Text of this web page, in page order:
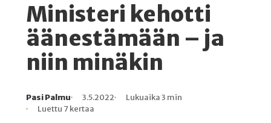
Ministeri kehotti
äänestämään – ja
niin minäkin
Kirjoittaja
Pasi Palmu
Julkaistu
3.5.2022
Lukuaika
Lukuaika 3 min
Lukukertoja
Luettu 7 kertaa